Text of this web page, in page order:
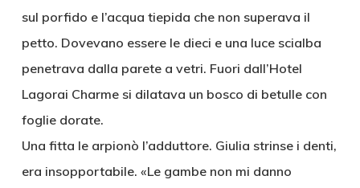
sul porfido e l’acqua tiepida che non superava il
petto. Dovevano essere le dieci e una luce scialba
penetrava dalla parete a vetri. Fuori dall’Hotel
Lagorai Charme si dilatava un bosco di betulle con
foglie dorate.
Una fitta le arpionò l’adduttore. Giulia strinse i denti,
era insopportabile. «Le gambe non mi danno